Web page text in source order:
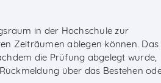
in der Hochschule zur
Zeiträumen ablegen können. Das
die Prüfung abgelegt wurde,
über das Bestehen